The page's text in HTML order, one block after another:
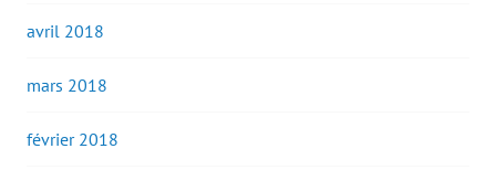
avril 2018
mars 2018
février 2018